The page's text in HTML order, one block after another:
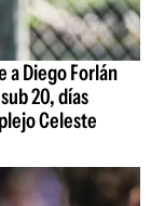
a Diego Forlán
20, días
Celeste